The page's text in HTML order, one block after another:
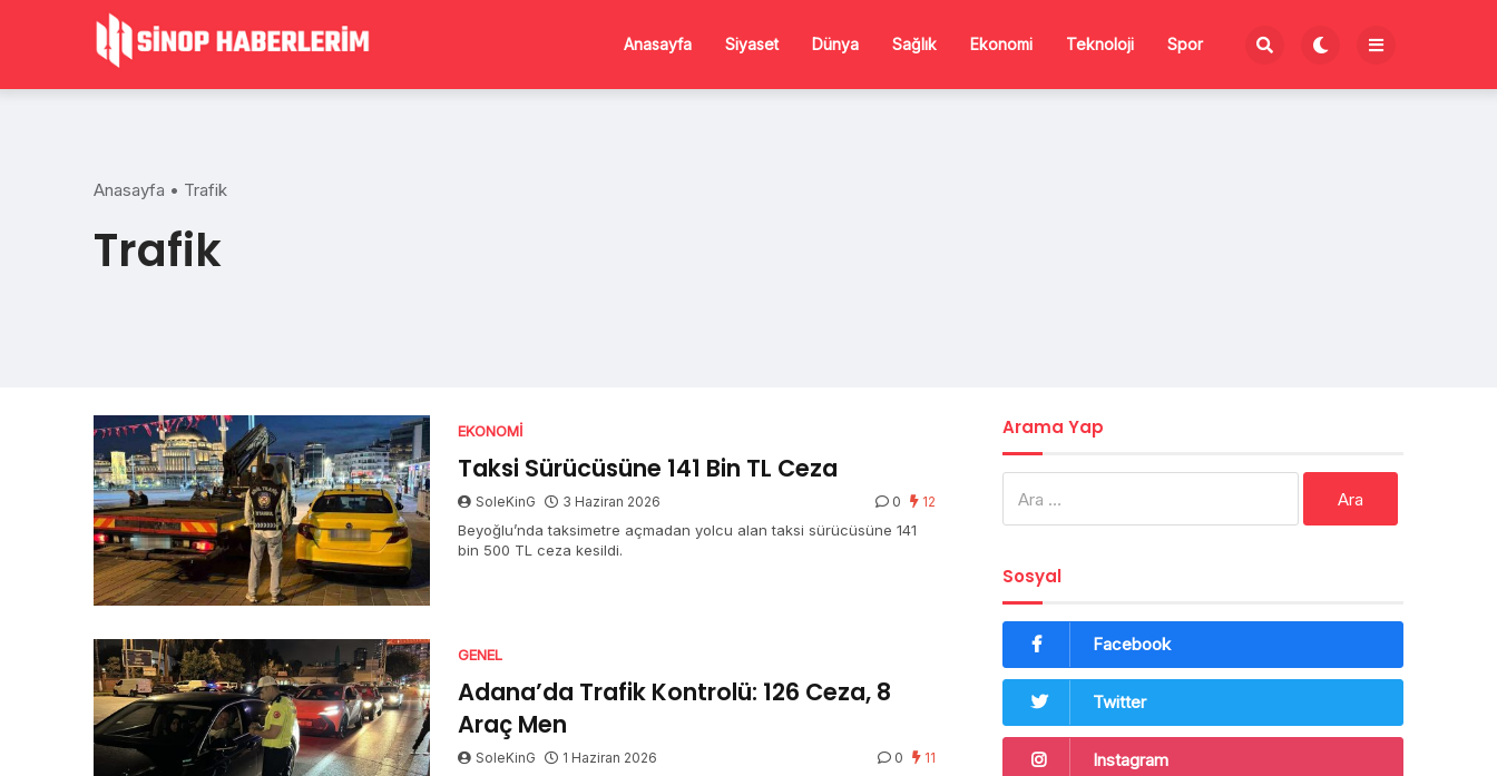
Anasayfa Siyaset Dünya Sağlık Ekonomi Teknoloji Spor
Anasayfa • Trafik
Trafik
EKONOMI
Taksi Sürücüsüne 141 Bin TL Ceza
SoleKinG 3 Haziran 2026 0 12
Beyoğlu’nda taksimetre açmadan yolcu alan taksi sürücüsüne 141
bin 500 TL ceza kesildi.
GENEL
Adana’da Trafik Kontrolü: 126 Ceza, 8
Araç Men
SoleKinG 1 Haziran 2026 0 11
Arama Yap
Sosyal
Facebook
Twitter
Instagram